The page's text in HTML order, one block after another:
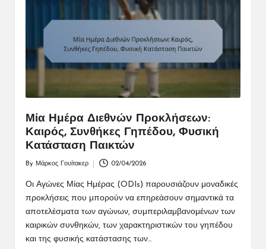
Μία Ημέρα Διεθνών Προκλήσεων:
Καιρός, Συνθήκες Γηπέδου, Φυσική
Κατάσταση Παικτών
by
By Μάρκος Γουίτακερ 02/04/2026
Οι Αγώνες Μίας Ημέρας (ODIs) παρουσιάζουν μοναδικές
προκλήσεις που μπορούν να επηρεάσουν σημαντικά τα
αποτελέσματα των αγώνων, συμπεριλαμβανομένων των
καιρικών συνθηκών, των χαρακτηριστικών του γηπέδου
και της φυσικής κατάστασης των…